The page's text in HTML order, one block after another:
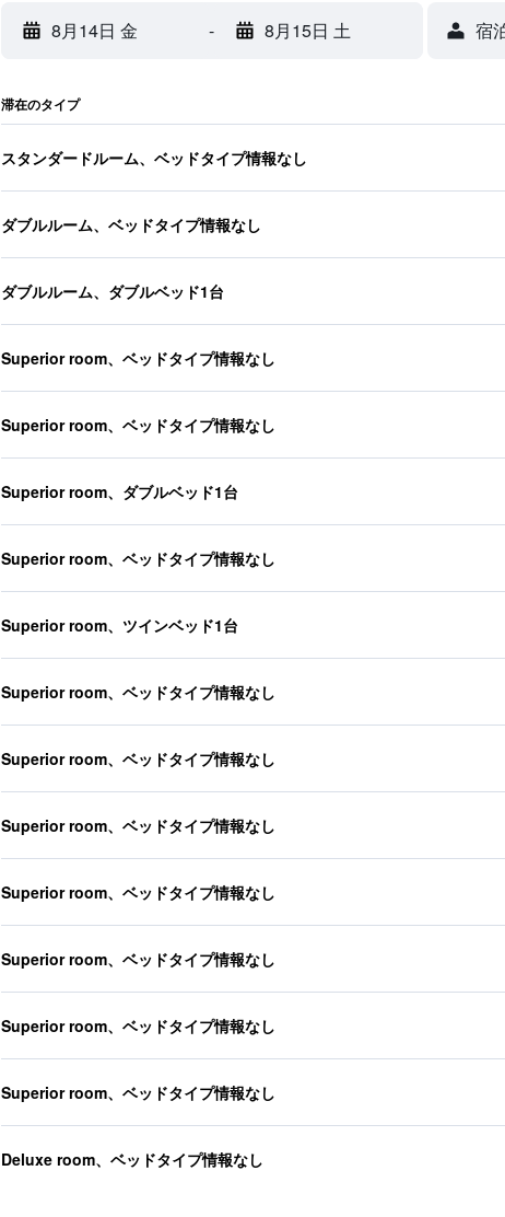
8月14日 金 - 8月15日 土 宿
滞在のタイプ
スタンダードルーム、ベッドタイプ情報なし
ダブルルーム、ベッドタイプ情報なし
ダブルルーム、ダブルベッド1台
Superior room、ベッドタイプ情報なし
Superior room、ベッドタイプ情報なし
Superior room、ダブルベッド1台
Superior room、ベッドタイプ情報なし
Superior room、ツインベッド1台
Superior room、ベッドタイプ情報なし
Superior room、ベッドタイプ情報なし
Superior room、ベッドタイプ情報なし
Superior room、ベッドタイプ情報なし
Superior room、ベッドタイプ情報なし
Superior room、ベッドタイプ情報なし
Superior room、ベッドタイプ情報なし
Deluxe room、ベッドタイプ情報なし